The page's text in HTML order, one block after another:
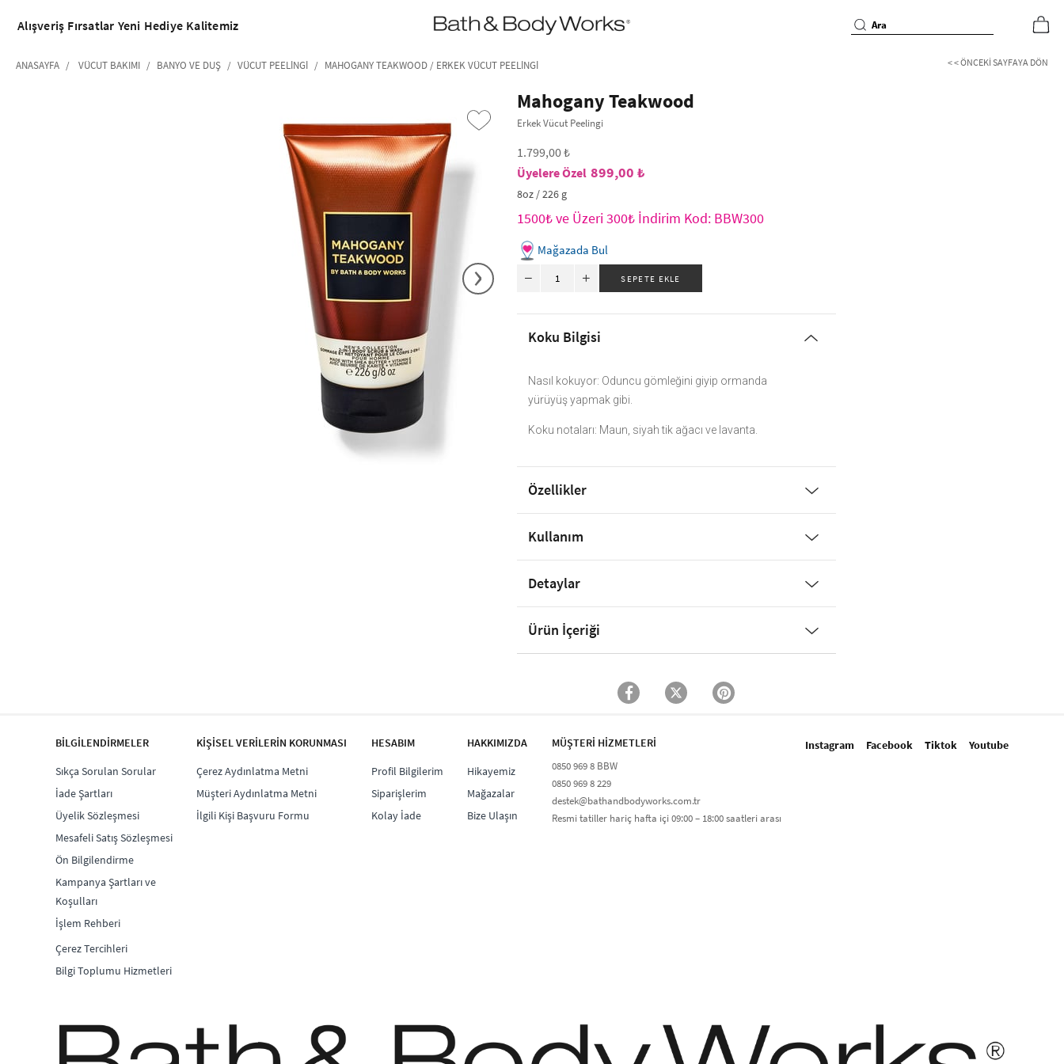
•2200₺ ve Üzeri Kargo Ücretsiz!•
*Promosyon Detayları
Alışveriş Fırsatlar Yeni Hediye Kalitemiz
ANASAYFA VÜCUT BAKIMI BANYO VE DUŞ VÜCUT PEELINGI MAHOGANY TEAKWOOD / ERKEK VÜCUT PEELINGI < < ÖNCEKI SAYFAYA DÖN
›
Mahogany Teakwood
Erkek Vücut Peelingi
1.799,00 ₺
899,00 ₺
8oz / 226 g
1500₺ ve Üzeri 300₺ İndirim Kod: BBW300
Mağazada Bul
Koku Bilgisi
Nasıl kokuyor: Oduncu gömleğini giyip ormanda
yürüyüş yapmak gibi.
Koku notaları: Maun, siyah tik ağacı ve lavanta.
Özellikler
Kullanım
Detaylar
Ürün İçeriği
Instagram Facebook Tiktok Youtube
BİLGİLENDİRMELER
Sıkça Sorulan Sorular
İade Şartları
Üyelik Sözleşmesi
Mesafeli Satış Sözleşmesi
Ön Bilgilendirme
Kampanya Şartları ve
Koşulları
İşlem Rehberi
Çerez Tercihleri
Bilgi Toplumu Hizmetleri
KİŞİSEL VERİLERİN KORUNMASI
Çerez Aydınlatma Metni
Müşteri Aydınlatma Metni
İlgili Kişi Başvuru Formu
HESABIM
Profil Bilgilerim
Siparişlerim
Kolay İade
HAKKIMIZDA
Hikayemiz
Mağazalar
Bize Ulaşın
MÜŞTERİ HİZMETLERİ​
0850 969 8 BBW​
0850 969 8 229​​
destek@bathandbodyworks.com.tr
Resmi tatiller hariç hafta içi 09:00 – 18:00 saatleri arası​